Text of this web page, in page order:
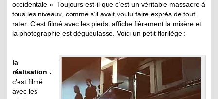
occidentale ». Toujours est-il que c’est un véritable massacre à
tous les niveaux, comme s’il avait voulu faire exprès de tout
rater. C’est filmé avec les pieds, affiche fièrement la misère et
la photographie est dégueulasse. Voici un petit florilège :
la
réalisation :
c’est filmé
avec les